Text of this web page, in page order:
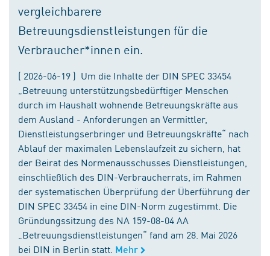
vergleichbarere
Betreuungsdienstleistungen für die
Verbraucher*innen ein.
( 2026-06-19 ) Um die Inhalte der DIN SPEC 33454
„Betreuung unterstützungsbedürftiger Menschen
durch im Haushalt wohnende Betreuungskräfte aus
dem Ausland - Anforderungen an Vermittler,
Dienstleistungserbringer und Betreuungskräfte“ nach
Ablauf der maximalen Lebenslaufzeit zu sichern, hat
der Beirat des Normenausschusses Dienstleistungen,
einschließlich des DIN-Verbraucherrats, im Rahmen
der systematischen Überprüfung der Überführung der
DIN SPEC 33454 in eine DIN-Norm zugestimmt. Die
Gründungssitzung des NA 159-08-04 AA
„Betreuungsdienstleistungen“ fand am 28. Mai 2026
bei DIN in Berlin statt. Mehr